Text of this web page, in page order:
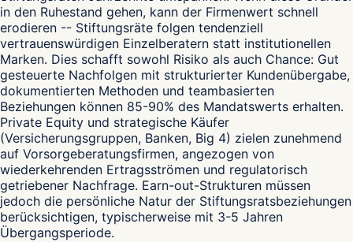
in den Ruhestand gehen, kann der Firmenwert schnell
erodieren -- Stiftungsräte folgen tendenziell
vertrauenswürdigen Einzelberatern statt institutionellen
Marken. Dies schafft sowohl Risiko als auch Chance: Gut
gesteuerte Nachfolgen mit strukturierter Kundenübergabe,
dokumentierten Methoden und teambasierten
Beziehungen können 85-90% des Mandatswerts erhalten.
Private Equity und strategische Käufer
(Versicherungsgruppen, Banken, Big 4) zielen zunehmend
auf Vorsorgeberatungsfirmen, angezogen von
wiederkehrenden Ertragsströmen und regulatorisch
getriebener Nachfrage. Earn-out-Strukturen müssen
jedoch die persönliche Natur der Stiftungsratsbeziehungen
berücksichtigen, typischerweise mit 3-5 Jahren
Übergangsperiode.